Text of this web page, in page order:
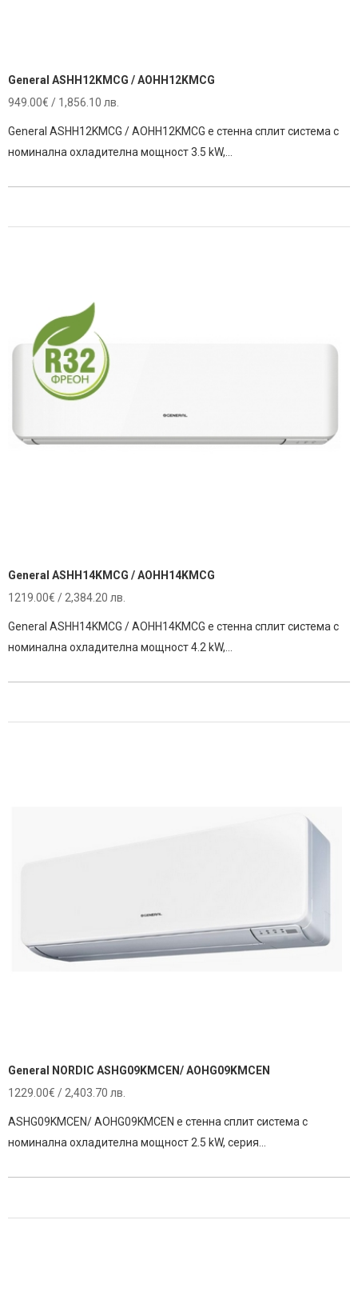
General ASHH12KMCG / AOHH12KMCG
949.00€ / 1,856.10 лв.
General ASHH12KMCG / AOHH12KMCG е стенна сплит система с
номинална охладителна мощност 3.5 kW,…
General ASHH14KMCG / AOHH14KMCG
1219.00€ / 2,384.20 лв.
General ASHH14KMCG / AOHH14KMCG е стенна сплит система с
номинална охладителна мощност 4.2 kW,…
General NORDIC ASHG09KMCEN/ AOHG09KMCEN
1229.00€ / 2,403.70 лв.
ASHG09KMCEN/ AOHG09KMCEN е стенна сплит система с
номинална охладителна мощност 2.5 kW, серия…